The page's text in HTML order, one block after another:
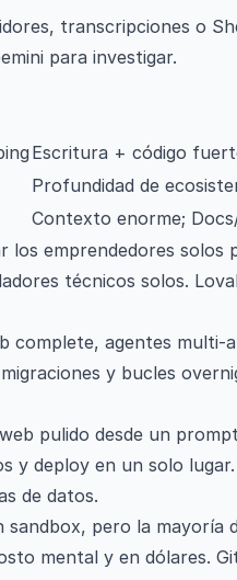
transcripciones o
para investigar.
Escritura + código
Profundidad de
Contexto enorme;
los emprendedores solos
técnicos solos.
complete, agentes multi-
y bucles
pulido desde un
y deploy en un solo
de datos.
pero la mayoría
mental y en dólares.